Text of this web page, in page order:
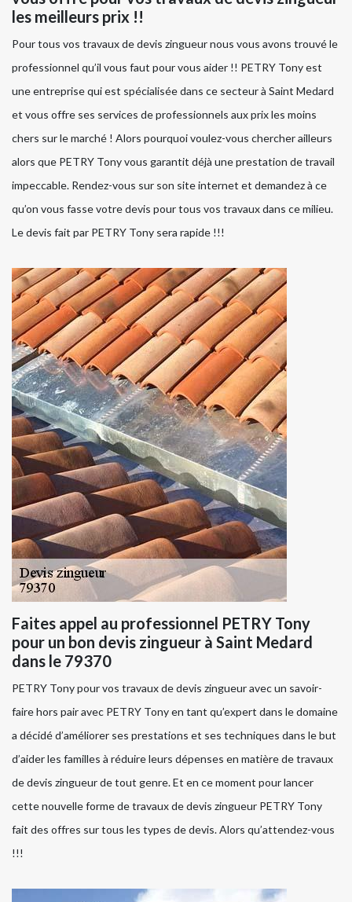
les meilleurs prix !!
Pour tous vos travaux de devis zingueur nous vous avons trouvé le
professionnel qu’il vous faut pour vous aider !! PETRY Tony est
une entreprise qui est spécialisée dans ce secteur à Saint Medard
et vous offre ses services de professionnels aux prix les moins
chers sur le marché ! Alors pourquoi voulez-vous chercher ailleurs
alors que PETRY Tony vous garantit déjà une prestation de travail
impeccable. Rendez-vous sur son site internet et demandez à ce
qu’on vous fasse votre devis pour tous vos travaux dans ce milieu.
Le devis fait par PETRY Tony sera rapide !!!
Faites appel au professionnel PETRY Tony
pour un bon devis zingueur à Saint Medard
dans le 79370
PETRY Tony pour vos travaux de devis zingueur avec un savoir-
faire hors pair avec PETRY Tony en tant qu’expert dans le domaine
a décidé d’améliorer ses prestations et ses techniques dans le but
d’aider les familles à réduire leurs dépenses en matière de travaux
de devis zingueur de tout genre. Et en ce moment pour lancer
cette nouvelle forme de travaux de devis zingueur PETRY Tony
fait des offres sur tous les types de devis. Alors qu’attendez-vous
!!!